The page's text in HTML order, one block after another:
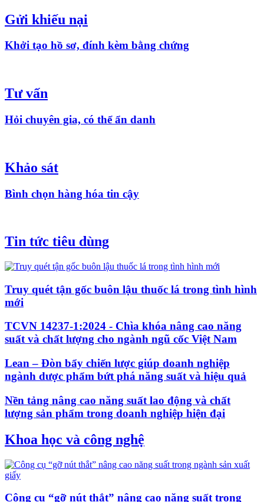
Gửi khiếu nại
Khởi tạo hồ sơ, đính kèm bằng chứng
Tư vấn
Hỏi chuyên gia, có thể ẩn danh
Khảo sát
Bình chọn hàng hóa tin cậy
Tin tức tiêu dùng
Truy quét tận gốc buôn lậu thuốc lá trong tình hình
mới
TCVN 14237-1:2024 - Chìa khóa nâng cao năng
suất và chất lượng cho ngành ngũ cốc Việt Nam
Lean – Đòn bẩy chiến lược giúp doanh nghiệp
ngành dược phẩm bứt phá năng suất và hiệu quả
Nền tảng nâng cao năng suất lao động và chất
lượng sản phẩm trong doanh nghiệp hiện đại
Khoa học và công nghệ
Công cụ “gỡ nút thắt” nâng cao năng suất trong